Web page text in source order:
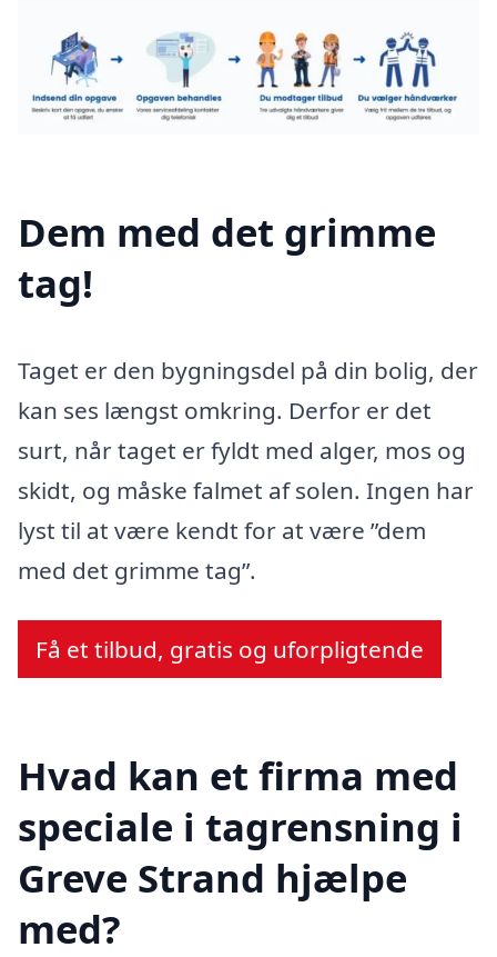
Dem med det grimme
tag!
Taget er den bygningsdel på din bolig, der
kan ses længst omkring. Derfor er det
surt, når taget er fyldt med alger, mos og
skidt, og måske falmet af solen. Ingen har
lyst til at være kendt for at være ”dem
med det grimme tag”.
Få et tilbud, gratis og uforpligtende
Hvad kan et firma med
speciale i tagrensning i
Greve Strand hjælpe
med?